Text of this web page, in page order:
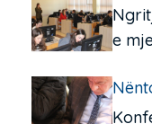
e